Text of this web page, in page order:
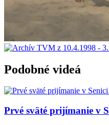
Podobné videá
Prvé sväté prijímanie v